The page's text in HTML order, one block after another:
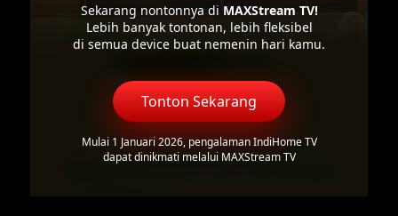
Sekarang nontonnya di MAXStream TV!
Lebih banyak tontonan, lebih fleksibel
di semua device buat nemenin hari kamu.
Tonton Sekarang
Mulai 1 Januari 2026, pengalaman IndiHome TV
dapat dinikmati melalui MAXStream TV